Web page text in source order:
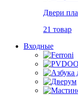
Двери
21 товар
Входные